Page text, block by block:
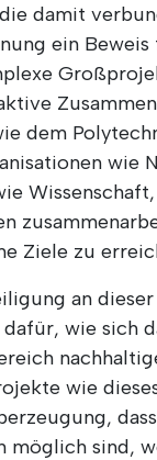
damit
ein
dem
wie
Ziele zu
an
wie sich
wie
möglich sind,